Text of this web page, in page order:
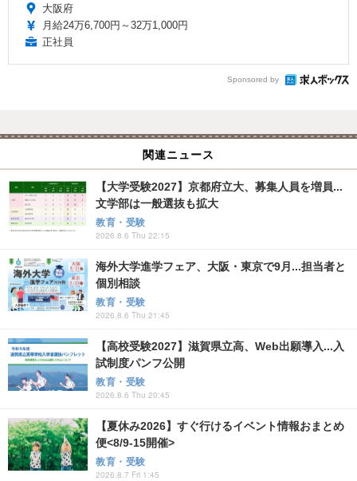
大阪府
月給24万6,700円～32万1,000円
正社員
Sponsored by
関連ニュース
【大学受験2027】京都府立大、募集人員を増員...
文学部は一般選抜も拡大
教育・受験
2026.8.6 Thu 22:15
海外大学進学フェア、大阪・東京で9月...担当者と
個別相談
教育・受験
2026.8.6 Thu 21:45
【高校受験2027】滋賀県立高、Web出願導入...入
試制度パンフ公開
教育・受験
2026.8.6 Thu 20:45
【夏休み2026】すぐ行けるイベント情報おまとめ
便<8/9-15開催>
教育・受験
2026.8.7 Fri 1:45